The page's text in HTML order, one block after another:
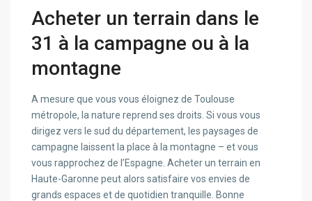
Acheter un terrain dans le
31 à la campagne ou à la
montagne
A mesure que vous vous éloignez de Toulouse
métropole, la nature reprend ses droits. Si vous vous
dirigez vers le sud du département, les paysages de
campagne laissent la place à la montagne – et vous
vous rapprochez de l’Espagne. Acheter un terrain en
Haute-Garonne peut alors satisfaire vos envies de
grands espaces et de quotidien tranquille. Bonne